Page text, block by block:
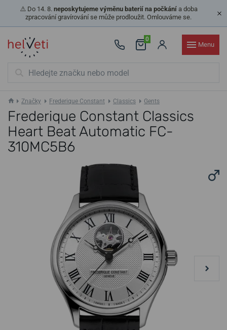
⚠️ Do 14. 8. neposkytujeme výměnu baterií na počkánía doba
zpracování gravírování se může prodloužit. Omlouváme se.
0
Menu
Značky Frederique Constant Classics Gents
Frederique Constant Classics
Heart Beat Automatic FC-
310MC5B6